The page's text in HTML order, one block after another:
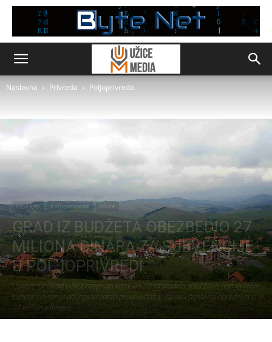
Naslovna Privreda Poljoprivreda
Privreda Poljoprivreda Užice
GRAD IZ BUDŽETA OBEZBEDIO 27
MILIONA DINARA ZA SUBVENCIJE
U POLJOPRIVREDI
Uskoro će Grad Užice raspisati konkurs za raspodelu sredstava namenjenih
subencionisanju poljoprivrednih proizvođača. Za ovu namenu opredeljeno je
27 miliona dinara.